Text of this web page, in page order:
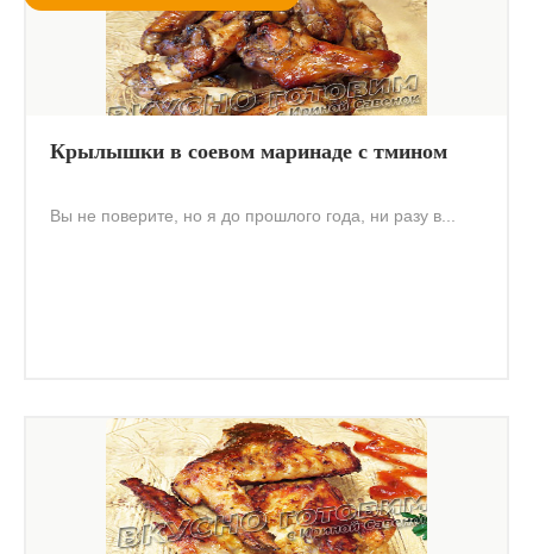
Крылышки в соевом маринаде с тмином
Вы не поверите, но я до прошлого года, ни разу в...